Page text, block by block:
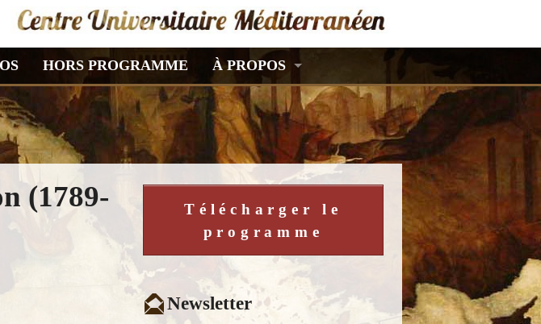
HORS PROGRAMME À PROPOS
(1789-
Télécharger le
programme
Newsletter